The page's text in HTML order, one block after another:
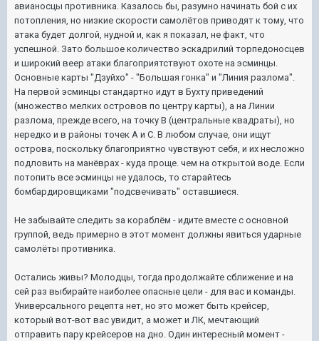
авианосцы противника. Казалось бы, разумно начинать бой с их
потопления, но низкие скорости самолётов приводят к тому, что
атака будет долгой, нудной и, как я показал, не факт, что
успешной. Зато большое количество эскадрилий торпедоносцев
и широкий веер атаки благоприятствуют охоте на эсминцы.
Основные карты "Дзуйхо" - "Большая гонка" и "Линия разлома".
На первой эсминцы стандартно идут в Бухту приведений
(множество мелких островов по центру карты), а на Линии
разлома, прежде всего, на точку B (центральные квадраты), но
нередко и в районы точек A и C. В любом случае, они ищут
острова, поскольку благоприятно чувствуют себя, и их несложно
подловить на манёврах - куда проще. чем на открытой воде. Если
потопить все эсминцы не удалось, то старайтесь
бомбардировщиками "подсвечивать" оставшиеся.
Не забывайте следить за кораблём - идите вместе с основной
группой, ведь примерно в этот момент должны явиться ударные
самолёты противника.
Остались живы? Молодцы, тогда продолжайте сближение и на
сей раз выбирайте наиболее опасные цели - для вас и команды.
Универсального рецепта нет, но это может быть крейсер,
который вот-вот вас увидит, а может и ЛК, мечтающий
отправить пару крейсеров на дно. Один интересный момент -